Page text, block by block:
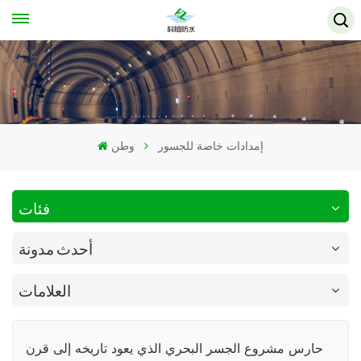
وطن إمدادات خاصة للجسور
فئات
أحدث مدونة
العلامات
حارس مشروع الجسر البحري الذي يعود تاريخه إلى قرن